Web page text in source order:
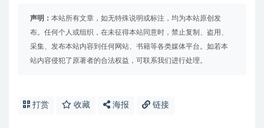
声明： 本站所有文章，如无特殊说明或标注，均为本站原创发
布。任何个人或组织，在未征得本站同意时，禁止复制、盗用、
采集、发布本站内容到任何网站、书籍等各类媒体平台。如若本
站内容侵犯了原著者的合法权益，可联系我们进行处理。
打赏 收藏 海报 链接